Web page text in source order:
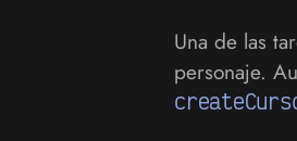
Una de las
personaje.